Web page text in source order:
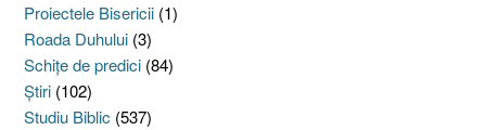
Proiectele Bisericii (1)
Roada Duhului (3)
Schiţe de predici (84)
Ştiri (102)
Studiu Biblic (537)